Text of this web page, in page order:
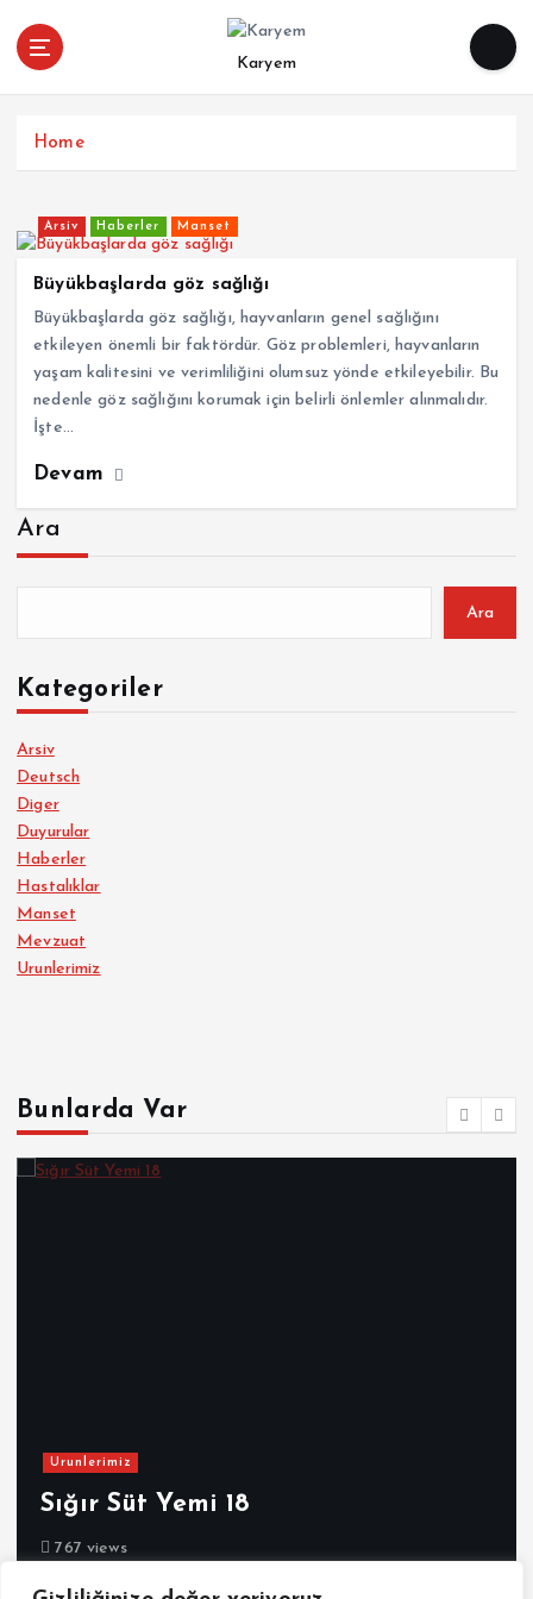
r
Karyem
Home
Arsiv Haberler Manset
Büyükbaşlarda göz sağlığı
Büyükbaşlarda göz sağlığı, hayvanların genel sağlığını
etkileyen önemli bir faktördür. Göz problemleri, hayvanların
yaşam kalitesini ve verimliliğini olumsuz yönde etkileyebilir. Bu
nedenle göz sağlığını korumak için belirli önlemler alınmalıdır.
İşte…
Devam
Ara
Ara
Kategoriler
Arsiv
Deutsch
Diger
Duyurular
Haberler
Hastalıklar
Manset
Mevzuat
Urunlerimiz
Bunlarda Var
Urunlerimiz
Sığır Süt Yemi 18
767 views